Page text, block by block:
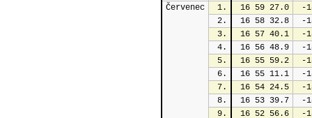
Červenec
1. 16 59 27.0
-
2.
16 58 32.8
-
3.
16 57 40.1
-
4.
16 56 48.9
-
5.
16 55 59.2
-
6.
16 55 11.1
-
7.
16 54 24.5
-
8.
16 53 39.7
-
9.
16 52 56.6
-